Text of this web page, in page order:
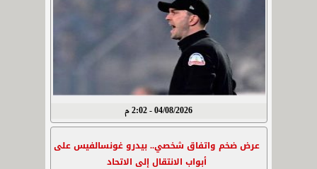
04/08/2026 - 2:02 م
عرض ضخم واتفاق شخصي.. بيدرو غونسالفيس على
أبواب الانتقال إلى الاتحاد